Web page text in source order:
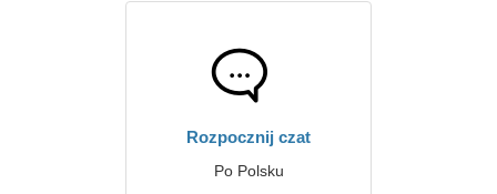
Rozpocznij czat
Po Polsku